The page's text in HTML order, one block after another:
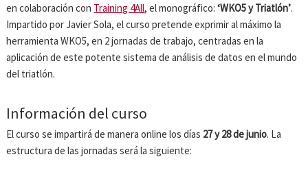
en colaboración con Training 4All, el monográfico:‘WKO5 y Triatlón’.
Impartido por Javier Sola, el curso pretende exprimir al máximo la
herramienta WKO5, en 2 jornadas de trabajo, centradas en la
aplicación de este potente sistema de análisis de datos en el mundo
del triatlón.
Información del curso
El curso se impartirá de manera online los días 27 y 28 de junio. La
estructura de las jornadas será la siguiente: